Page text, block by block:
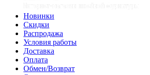
Новинки
Скидки
Распродажа
Условия работы
Доставка
Оплата
Обмен/Возврат